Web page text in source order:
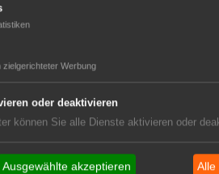
zielgerichteter Werbung
oder deaktivieren
können Sie alle Dienste aktivieren oder
Ausgewählte akzeptieren Alle